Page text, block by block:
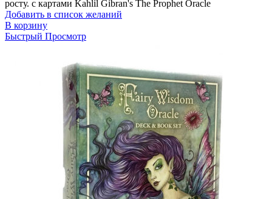
росту. с картами Kahlil Gibran's The Prophet Oracle
Добавить в список желаний
В корзину
Быстрый Просмотр